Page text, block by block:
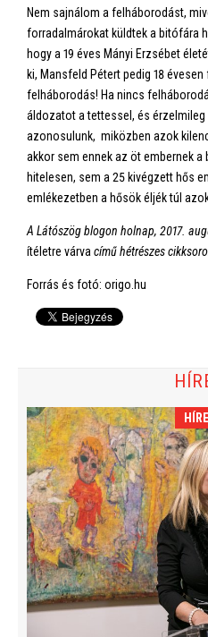
Nem sajnálom a felháborodást,
forradalmárokat küldtek a bitófára
hogy a 19 éves Mányi Erzsébet
ki, Mansfeld Pétert pedig 18
felháborodás! Ha nincs
áldozatot a tettessel, és érzelmileg
azonosulunk, miközben azok
akkor sem ennek az öt embernek a
hitelesen, sem a 25 kivégzett hős
emlékezetben a hősök éljék túl
A Látószög blogon holnap, 2017.
ítéletre várva című hétrészes
Forrás és fotó: origo.hu